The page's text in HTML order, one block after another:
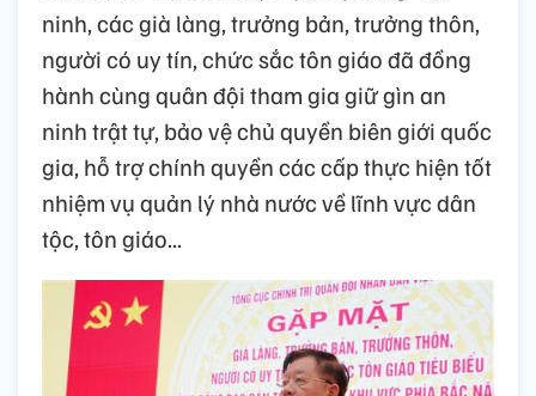
ninh, các già làng, trưởng bản, trưởng thôn,
người có uy tín, chức sắc tôn giáo đã đồng
hành cùng quân đội tham gia giữ gìn an
ninh trật tự, bảo vệ chủ quyền biên giới quốc
gia, hỗ trợ chính quyền các cấp thực hiện tốt
nhiệm vụ quản lý nhà nước về lĩnh vực dân
tộc, tôn giáo...